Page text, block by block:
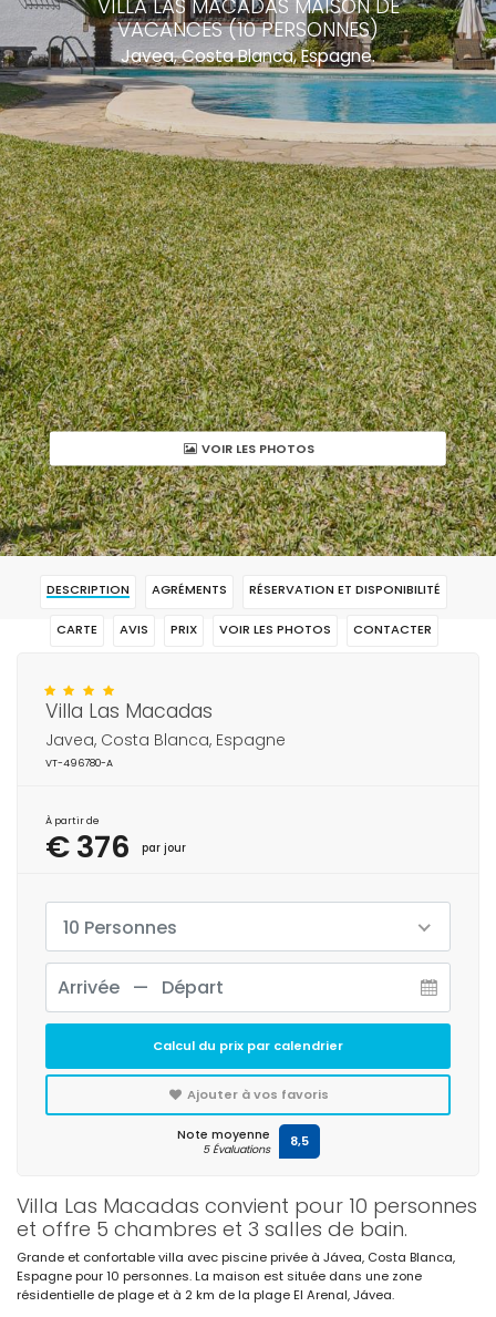
VILLA LAS MACADAS MAISON DE
VACANCES (10 PERSONNES)
Javea, Costa Blanca, Espagne.
VOIR LES PHOTOS
DESCRIPTION AGRÉMENTS RÉSERVATION ET DISPONIBILITÉ
CARTE AVIS PRIX VOIR LES PHOTOS CONTACTER
Villa Las Macadas convient pour 10 personnes
et offre 5 chambres et 3 salles de bain.
Grande et confortable villa avec piscine privée à Jávea, Costa Blanca,
Espagne pour 10 personnes. La maison est située dans une zone
résidentielle de plage et à 2 km de la plage El Arenal, Jávea.
Villa Las Macadas
Javea, Costa Blanca, Espagne
VT-496780-A
À partir de
€ 376 par jour
10 Personnes
Calcul du prix par calendrier
Ajouter à vos favoris
Note moyenne
5 Évaluations 8,5